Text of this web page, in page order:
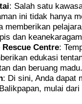
: Salah satu
ini tidak hanya
memberikan
dan
Centre:
edukasi
dan beruang madu.
: Di sini, Anda dapat
mulai